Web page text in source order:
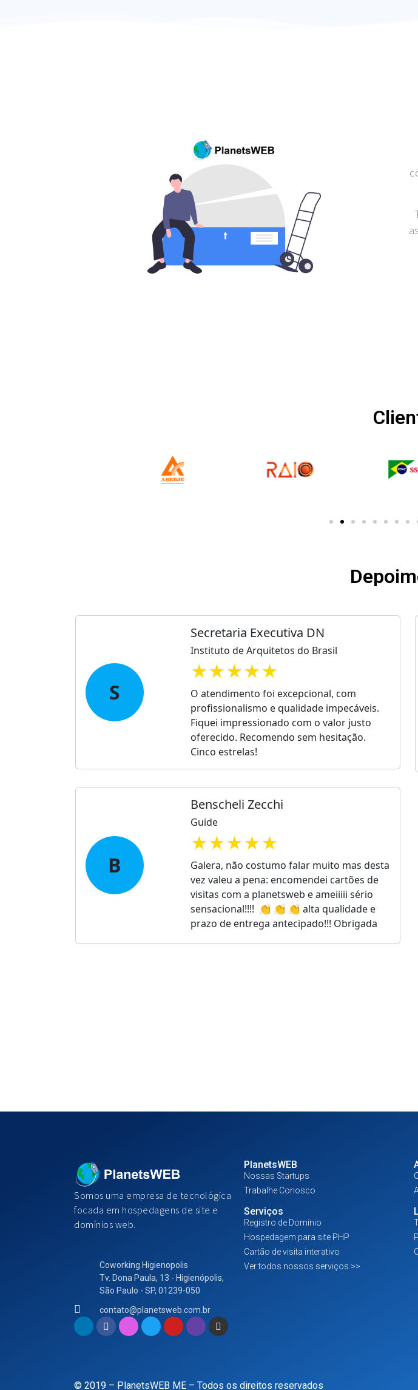
Somos uma empresa de tecnológica
focada em hospedagens de site e
domínios web.
Coworking Higienopolis
Tv. Dona Paula, 13 - Higienópolis,
São Paulo - SP, 01239-050
contato@planetsweb.com.br
PlanetsWEB
Nossas Startups
Trabalhe Conosco
Serviços
Registro de Domínio
Hospedagem para site PHP
Cartão de visita interativo
Ver todos nossos serviços >>
© 2019 – PlanetsWEB ME – Todos os direitos reservados